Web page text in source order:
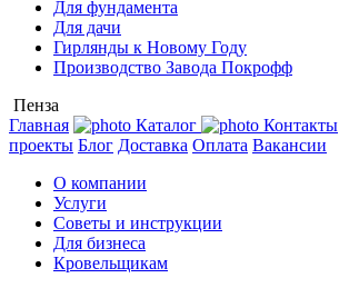
Для фундамента
Для дачи
Гирлянды к Новому Году
Производство Завода Покрофф
Пенза
Главная
Каталог Контакты
проекты Блог Доставка Оплата Вакансии
О компании
Услуги
Советы и инструкции
Для бизнеса
Кровельщикам